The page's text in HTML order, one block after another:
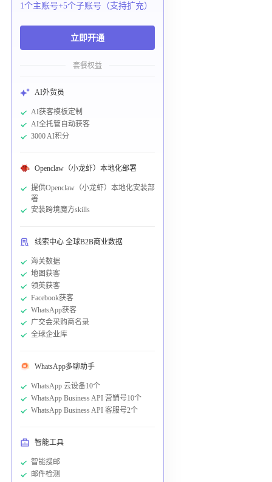
1个主账号+5个子账号（支持扩充）
立即开通
套餐权益
AI外贸员
AI获客模板定制
AI全托管自动获客
3000 AI积分
Openclaw（小龙虾）本地化部署
提供Openclaw（小龙虾）本地化安装部
署
安装跨境魔方skills
线索中心 全球B2B商业数据
海关数据
地图获客
领英获客
Facebook获客
WhatsApp获客
广交会采购商名录
全球企业库
WhatsApp多聊助手
WhatsApp 云设备10个
WhatsApp Business API 营销号10个
WhatsApp Business API 客服号2个
智能工具
智能搜邮
邮件检测